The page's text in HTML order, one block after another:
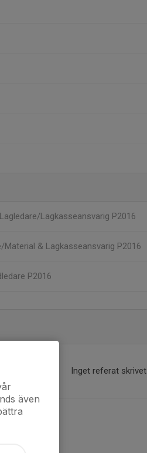
Lagledare/Lagkasseansvarig P2016
Material & Lagkasseansvarig P2016
P2016
Inget referat skrivet
även